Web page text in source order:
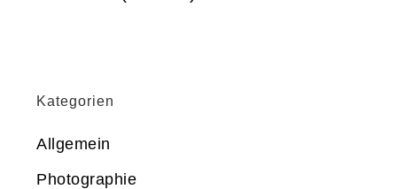
Kategorien
Allgemein
Photographie